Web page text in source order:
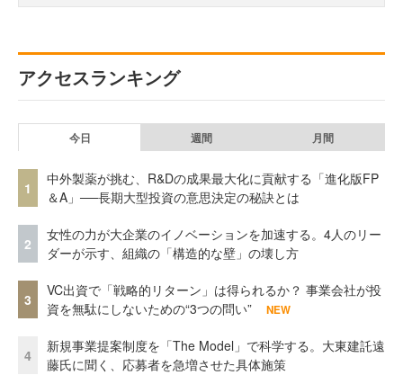
アクセスランキング
今日 週間 月間
1
中外製薬が挑む、R&Dの成果最大化に貢献する「進化版FP
＆A」──長期大型投資の意思決定の秘訣とは
2
女性の力が大企業のイノベーションを加速する。4人のリー
ダーが示す、組織の「構造的な壁」の壊し方
3
VC出資で「戦略的リターン」は得られるか？ 事業会社が投
資を無駄にしないための“3つの問い”
NEW
4
新規事業提案制度を「The Model」で科学する。大東建託遠
藤氏に聞く、応募者を急増させた具体施策